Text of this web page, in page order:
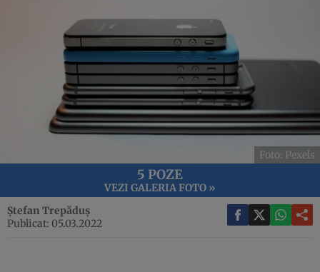
Foto: Pexels
5 POZE
VEZI GALERIA FOTO »
Ștefan Trepăduș
Publicat: 05.03.2022